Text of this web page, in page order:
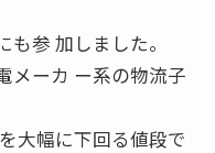
参 加しました。
メーカ ー系の物流子
大幅に下回る値段で